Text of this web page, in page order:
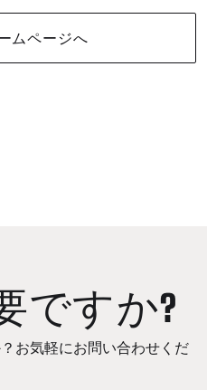
ムページへ
ですか?
お気軽にお問い合わせくだ